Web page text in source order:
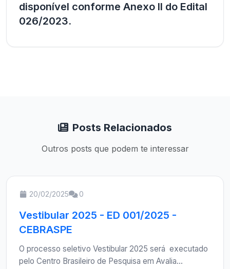
disponível conforme Anexo II do Edital
026/2023.
Posts Relacionados
Outros posts que podem te interessar
20/02/2025 0
Vestibular 2025 - ED 001/2025 -
CEBRASPE
O processo seletivo Vestibular 2025 será executado
pelo Centro Brasileiro de Pesquisa em Avalia...